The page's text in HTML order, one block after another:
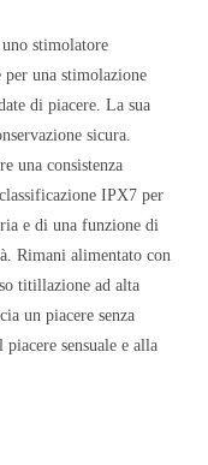
stimolatore
una stimolazione
di piacere. La sua
sicura.
una consistenza
IPX7 per
e di una funzione di
Rimani alimentato con
titillazione ad alta
un piacere senza
sensuale e alla